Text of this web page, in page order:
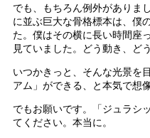
でも、もちろん例外がありま
に並ぶ巨大な骨格標本は、僕
た。僕はその横に長い時間座
見ていました。どう動き、ど
いつかきっと、そんな光景を
アム」ができる、と本気で想
でもお願いです。「ジュラシ
てください。本当に。